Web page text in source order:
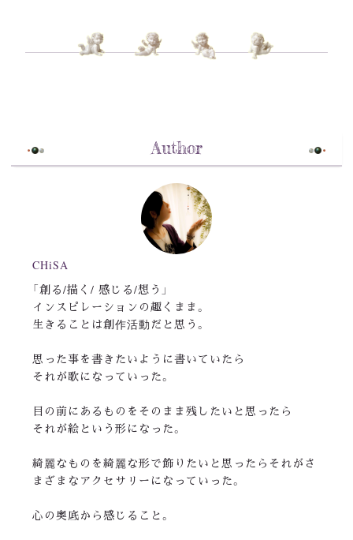
Author
CHiSA
「創る/描く/ 感じる/想う」
インスピレーションの趣くまま。
生きることは創作活動だと思う。
思った事を書きたいように書いていたら
それが歌になっていった。
目の前にあるものをそのまま残したいと思ったら
それが絵という形になった。
綺麗なものを綺麗な形で飾りたいと思ったらそれがさ
まざまなアクセサリーになっていった。
心の奥底から感じること。